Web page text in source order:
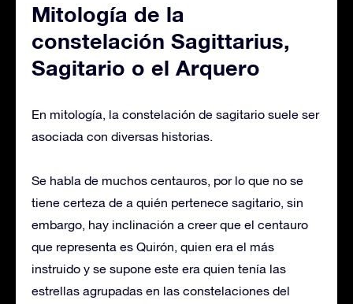
Mitología de la
constelación Sagittarius,
Sagitario o el Arquero
En mitología, la constelación de sagitario suele ser
asociada con diversas historias.
Se habla de muchos centauros, por lo que no se
tiene certeza de a quién pertenece sagitario, sin
embargo, hay inclinación a creer que el centauro
que representa es Quirón, quien era el más
instruido y se supone este era quien tenía las
estrellas agrupadas en las constelaciones del